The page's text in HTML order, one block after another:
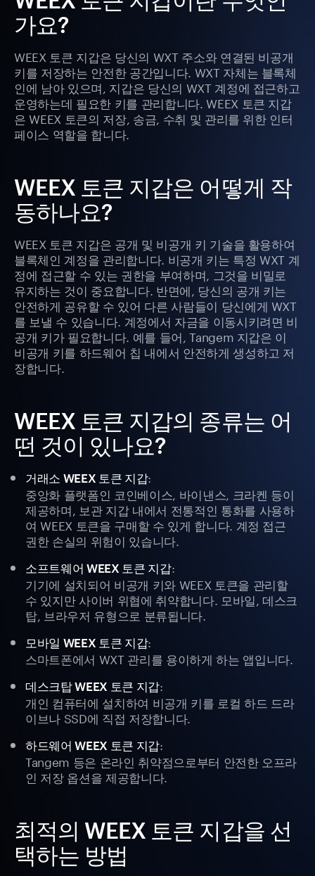
가요?
WEEX 토큰 지갑은 당신의 WXT 주소와 연결된 비공개
키를 저장하는 안전한 공간입니다. WXT 자체는 블록체
인에 남아 있으며, 지갑은 당신의 WXT 계정에 접근하고
운영하는데 필요한 키를 관리합니다. WEEX 토큰 지갑
은 WEEX 토큰의 저장, 송금, 수취 및 관리를 위한 인터
페이스 역할을 합니다.
WEEX 토큰 지갑은 어떻게 작
동하나요?
WEEX 토큰 지갑은 공개 및 비공개 키 기술을 활용하여
블록체인 계정을 관리합니다. 비공개 키는 특정 WXT 계
정에 접근할 수 있는 권한을 부여하며, 그것을 비밀로
유지하는 것이 중요합니다. 반면에, 당신의 공개 키는
안전하게 공유할 수 있어 다른 사람들이 당신에게 WXT
를 보낼 수 있습니다. 계정에서 자금을 이동시키려면 비
공개 키가 필요합니다. 예를 들어, Tangem 지갑은 이
비공개 키를 하드웨어 칩 내에서 안전하게 생성하고 저
장합니다.
WEEX 토큰 지갑의 종류는 어
떤 것이 있나요?
거래소 WEEX 토큰 지갑:
중앙화 플랫폼인 코인베이스, 바이낸스, 크라켄 등이
제공하며, 보관 지갑 내에서 전통적인 통화를 사용하
여 WEEX 토큰을 구매할 수 있게 합니다. 계정 접근
권한 손실의 위험이 있습니다.
소프트웨어 WEEX 토큰 지갑:
기기에 설치되어 비공개 키와 WEEX 토큰을 관리할
수 있지만 사이버 위협에 취약합니다. 모바일, 데스크
탑, 브라우저 유형으로 분류됩니다.
모바일 WEEX 토큰 지갑:
스마트폰에서 WXT 관리를 용이하게 하는 앱입니다.
데스크탑 WEEX 토큰 지갑:
개인 컴퓨터에 설치하여 비공개 키를 로컬 하드 드라
이브나 SSD에 직접 저장합니다.
하드웨어 WEEX 토큰 지갑:
Tangem 등은 온라인 취약점으로부터 안전한 오프라
인 저장 옵션을 제공합니다.
최적의 WEEX 토큰 지갑을 선
택하는 방법